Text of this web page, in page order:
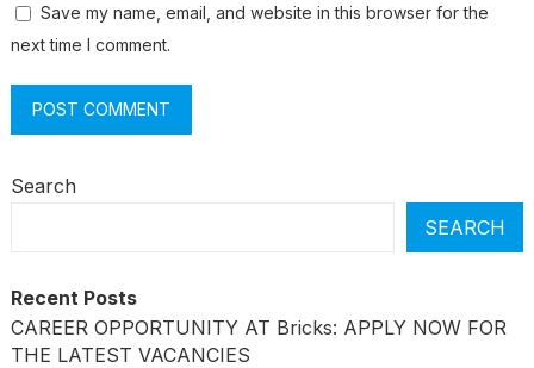
Save my name, email, and website in this browser for the
next time I comment.
Search
SEARCH
Recent Posts
CAREER OPPORTUNITY AT Bricks: APPLY NOW FOR
THE LATEST VACANCIES